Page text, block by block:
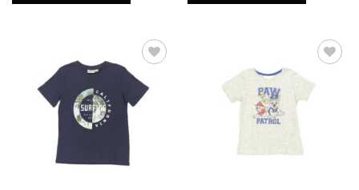
Añadir
a la
lista de
deseos
lista de